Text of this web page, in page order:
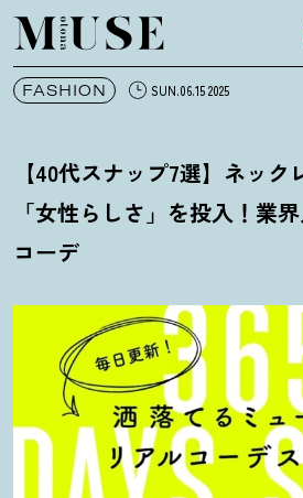
オトナミューズ ウェブ
FASHION SUN.06.15 2025
【40代スナップ7選】ネッ
「女性らしさ」を投入 ！ 業
コーデ